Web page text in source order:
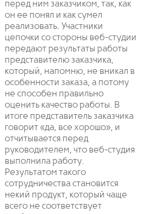
перед ним заказчиком, так, как
он ее понял и как сумел
реализовать. Участники
цепочки со стороны веб-студии
передают результаты работы
представителю заказчика,
который, напомню, не вникал в
особенности заказа, а потому
не способен правильно
оценить качество работы. В
итоге представитель заказчика
говорит «да, все хорошо», и
отчитывается перед
руководителем, что веб-студия
выполнила работу.
Результатом такого
сотрудничества становится
некий продукт, который чаще
всего не соответствует